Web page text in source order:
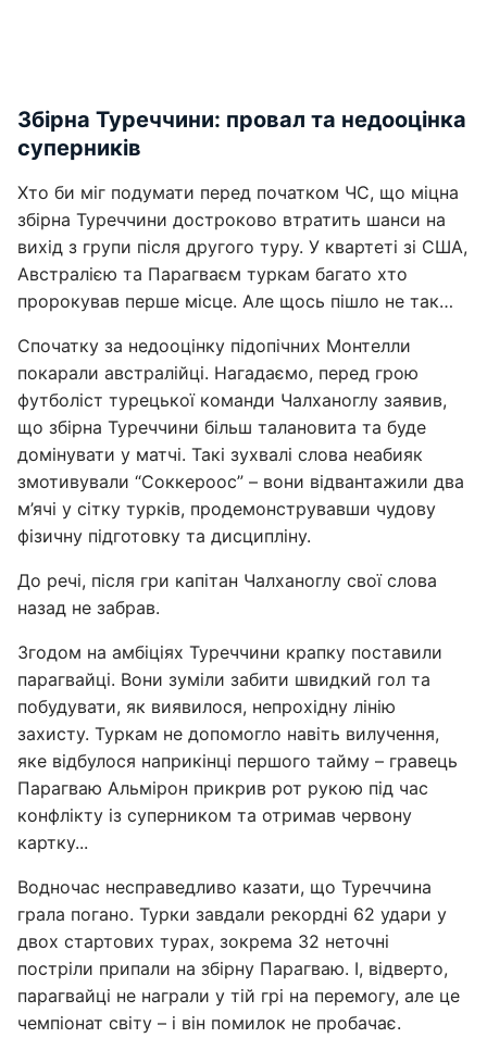
Збірна Туреччини: провал та недооцінка
суперників
Хто би міг подумати перед початком ЧС, що міцна
збірна Туреччини достроково втратить шанси на
вихід з групи після другого туру. У квартеті зі США,
Австралією та Парагваєм туркам багато хто
пророкував перше місце. Але щось пішло не так…
Спочатку за недооцінку підопічних Монтелли
покарали австралійці. Нагадаємо, перед грою
футболіст турецької команди Чалханоглу заявив,
що збірна Туреччини більш талановита та буде
домінувати у матчі. Такі зухвалі слова неабияк
змотивували “Соккероос” – вони відвантажили два
м’ячі у сітку турків, продемонструвавши чудову
фізичну підготовку та дисципліну.
До речі, після гри капітан Чалханоглу свої слова
назад не забрав.
Згодом на амбіціях Туреччини крапку поставили
парагвайці. Вони зуміли забити швидкий гол та
побудувати, як виявилося, непрохідну лінію
захисту. Туркам не допомогло навіть вилучення,
яке відбулося наприкінці першого тайму – гравець
Парагваю Альмірон прикрив рот рукою під час
конфлікту із суперником та отримав червону
картку...
Водночас несправедливо казати, що Туреччина
грала погано. Турки завдали рекордні 62 удари у
двох стартових турах, зокрема 32 неточні
постріли припали на збірну Парагваю. І, відверто,
парагвайці не награли у тій грі на перемогу, але це
чемпіонат світу – і він помилок не пробачає.